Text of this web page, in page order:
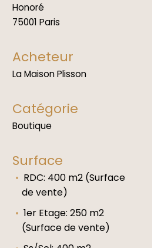
Honoré
75001 Paris
Acheteur
La Maison Plisson
Catégorie
Boutique
Surface
RDC: 400 m2 (Surface
de vente)
1er Etage: 250 m2
(Surface de vente)